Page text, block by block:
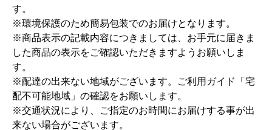
す。
※環境保護のため簡易包装でのお届けとなります。
※商品表示の記載内容につきましては、お手元に届きま
した商品の表示をご確認いただきますようお願いしま
す。
※配達の出来ない地域がございます。ご利用ガイド「宅
配不可能地域」の確認をお願いします。
※交通状況により、ご指定のお時間にお届けする事が出
来ない場合がございます。